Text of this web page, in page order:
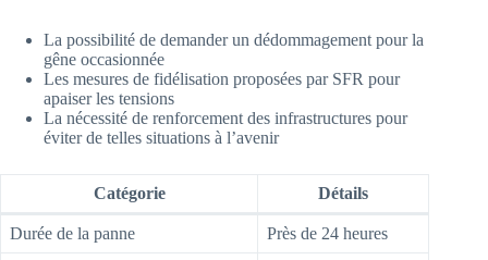
La possibilité de demander un dédommagement pour la
gêne occasionnée
Les mesures de fidélisation proposées par SFR pour
apaiser les tensions
La nécessité de renforcement des infrastructures pour
éviter de telles situations à l’avenir
Catégorie Détails
Durée de la panne Près de 24 heures